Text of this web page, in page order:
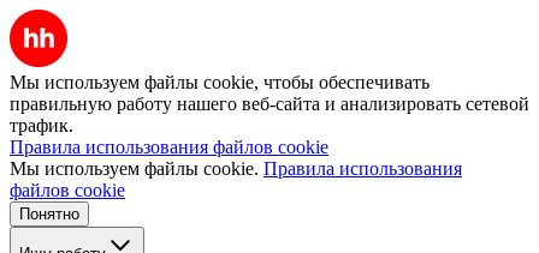
Мы используем файлы cookie, чтобы обеспечивать
правильную работу нашего веб-сайта и анализировать сетевой
трафик.
Правила использования файлов cookie
Мы используем файлы cookie. Правила использования
файлов cookie
Понятно